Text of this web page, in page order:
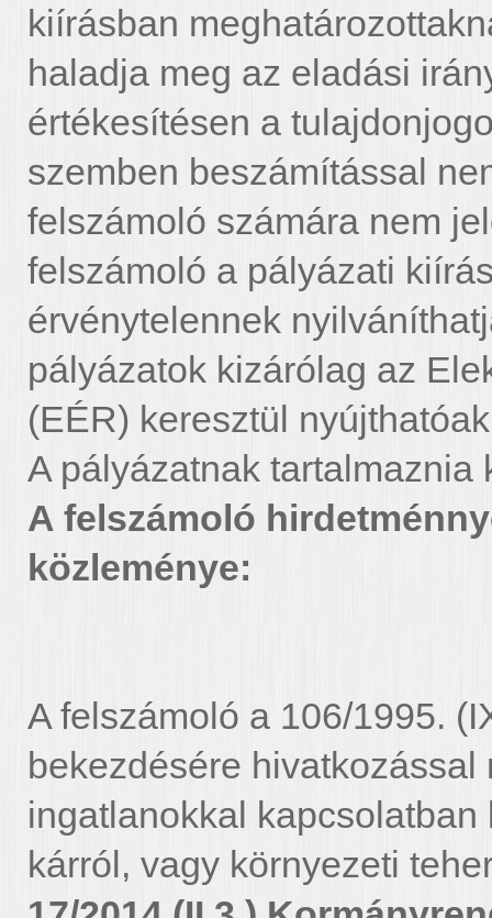
kiírásban
haladja meg az eladási
értékesítésen a
szemben beszámítással
felszámoló számára nem
felszámoló a pályázati
érvénytelennek
pályázatok kizárólag az
(EÉR) keresztül
A pályázatnak tartalmaznia
A felszámoló
közleménye:
A felszámoló a 106/1995.
bekezdésére
ingatlanokkal
kárról, vagy környezeti